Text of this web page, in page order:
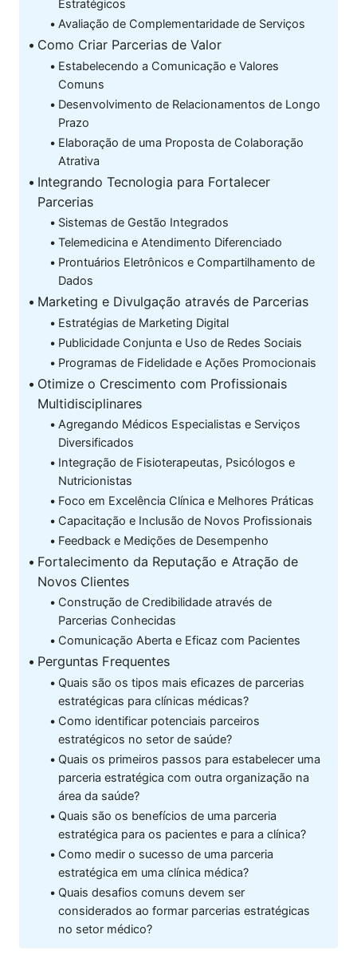
Estratégicos
Avaliação de Complementaridade de Serviços
Como Criar Parcerias de Valor
Estabelecendo a Comunicação e Valores
Comuns
Desenvolvimento de Relacionamentos de Longo
Prazo
Elaboração de uma Proposta de Colaboração
Atrativa
Integrando Tecnologia para Fortalecer
Parcerias
Sistemas de Gestão Integrados
Telemedicina e Atendimento Diferenciado
Prontuários Eletrônicos e Compartilhamento de
Dados
Marketing e Divulgação através de Parcerias
Estratégias de Marketing Digital
Publicidade Conjunta e Uso de Redes Sociais
Programas de Fidelidade e Ações Promocionais
Otimize o Crescimento com Profissionais
Multidisciplinares
Agregando Médicos Especialistas e Serviços
Diversificados
Integração de Fisioterapeutas, Psicólogos e
Nutricionistas
Foco em Excelência Clínica e Melhores Práticas
Capacitação e Inclusão de Novos Profissionais
Feedback e Medições de Desempenho
Fortalecimento da Reputação e Atração de
Novos Clientes
Construção de Credibilidade através de
Parcerias Conhecidas
Comunicação Aberta e Eficaz com Pacientes
Perguntas Frequentes
Quais são os tipos mais eficazes de parcerias
estratégicas para clínicas médicas?
Como identificar potenciais parceiros
estratégicos no setor de saúde?
Quais os primeiros passos para estabelecer uma
parceria estratégica com outra organização na
área da saúde?
Quais são os benefícios de uma parceria
estratégica para os pacientes e para a clínica?
Como medir o sucesso de uma parceria
estratégica em uma clínica médica?
Quais desafios comuns devem ser
considerados ao formar parcerias estratégicas
no setor médico?